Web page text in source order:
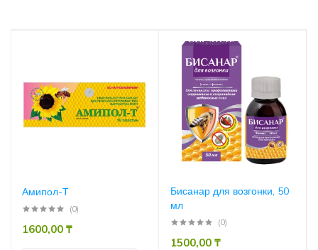
Амипол-Т
(0)
1600,00 ₸
Бисанар для возгонки, 50
мл
(0)
1500,00 ₸